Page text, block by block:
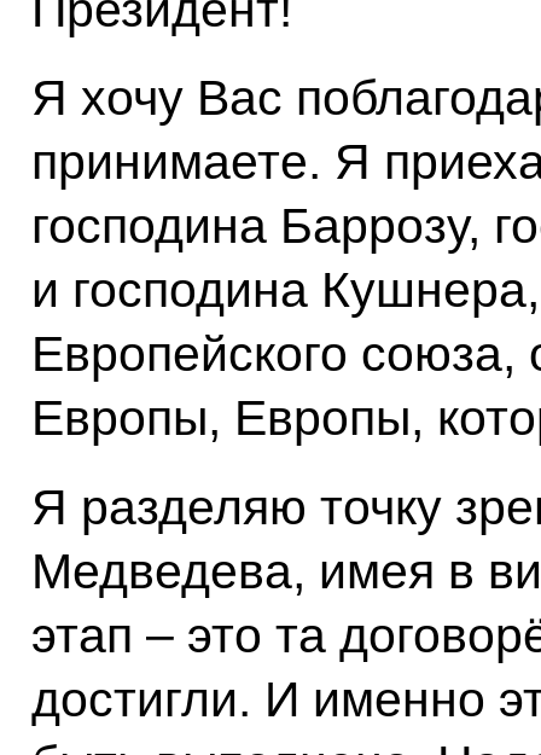
Я хочу Вас
принимаете. Я
господина Баррозу,
и господина
Европейского
Европы, Европы,
Я разделяю точку
Медведева, имея в
этап – это та
достигли. И именно